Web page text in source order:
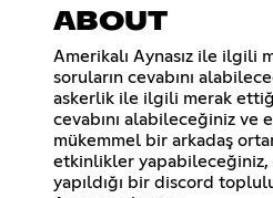
ABOUT
Amerikalı Aynasız ile ilgili
soruların cevabını
askerlik ile ilgili merak
cevabını alabileceğiniz ve
mükemmel bir arkadaş
etkinlikler
yapıldığı bir discord